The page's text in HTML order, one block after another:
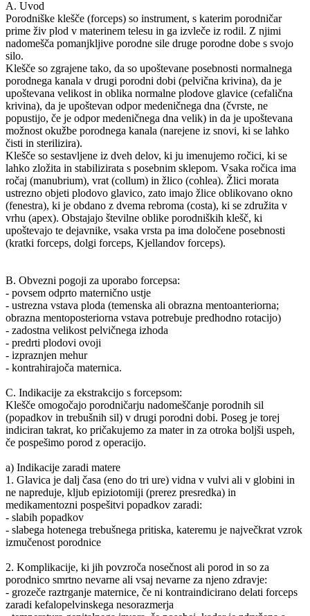
A. Uvod
Porodniške klešče (forceps) so instrument, s katerim porodničar
prime živ plod v materinem telesu in ga izvleče iz rodil. Z njimi
nadomešča pomanjkljive porodne sile druge porodne dobe s svojo
silo.
Klešče so zgrajene tako, da so upoštevane posebnosti normalnega
porodnega kanala v drugi porodni dobi (pelvična krivina), da je
upoštevana velikost in oblika normalne plodove glavice (cefalična
krivina), da je upoštevan odpor medeničnega dna (čvrste, ne
popustijo, če je odpor medeničnega dna velik) in da je upoštevana
možnost okužbe porodnega kanala (narejene iz snovi, ki se lahko
čisti in sterilizira).
Klešče so sestavljene iz dveh delov, ki ju imenujemo ročici, ki se
lahko zložita in stabilizirata s posebnim sklepom. Vsaka ročica ima
ročaj (manubrium), vrat (collum) in žlico (cohlea). Žlici morata
ustrezno objeti plodovo glavico, zato imajo žlice oblikovano okno
(fenestra), ki je obdano z dvema rebroma (costa), ki se združita v
vrhu (apex). Obstajajo številne oblike porodniških klešč, ki
upoštevajo te dejavnike, vsaka vrsta pa ima določene posebnosti
(kratki forceps, dolgi forceps, Kjellandov forceps).
B. Obvezni pogoji za uporabo forcepsa:
- povsem odprto maternično ustje
- ustrezna vstava ploda (temenska ali obrazna mentoanteriorna;
obrazna mentoposteriorna vstava potrebuje predhodno rotacijo)
- zadostna velikost pelvičnega izhoda
- predrti plodovi ovoji
- izpraznjen mehur
- kontrahirajoča maternica.
C. Indikacije za ekstrakcijo s forcepsom:
Klešče omogočajo porodničarju nadomeščanje porodnih sil
(popadkov in trebušnih sil) v drugi porodni dobi. Poseg je torej
indiciran takrat, ko pričakujemo za mater in za otroka boljši uspeh,
če pospešimo porod z operacijo.
a) Indikacije zaradi matere
1. Glavica je dalj časa (eno do tri ure) vidna v vulvi ali v globini in
ne napreduje, kljub epiziotomiji (prerez presredka) in
medikamentozni pospešitvi popadkov zaradi:
- slabih popadkov
- slabega hotenega trebušnega pritiska, kateremu je največkrat vzrok
izmučenost porodnice
2. Komplikacije, ki jih povzroča nosečnost ali porod in so za
porodnico smrtno nevarne ali vsaj nevarne za njeno zdravje:
- grozeče raztrganje maternice, če ni kontraindicirano delati forceps
zaradi kefalopelvinskega nesorazmerja